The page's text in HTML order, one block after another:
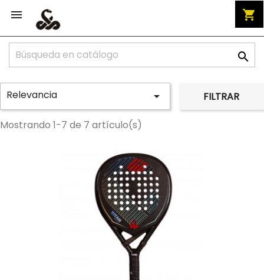
 shopping_cart

Relevancia  FILTRAR
Mostrando 1-7 de 7 artículo(s)